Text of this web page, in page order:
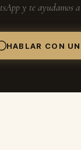
y te ayudamos
HABLAR CON